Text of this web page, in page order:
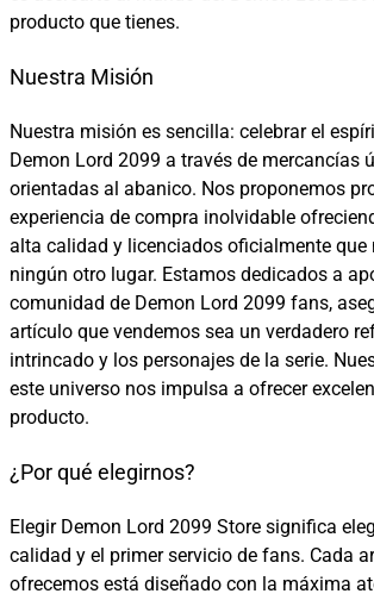
producto que tienes.
Nuestra Misión
Nuestra misión es sencilla: celebrar el
Demon Lord 2099 a través de mercancías
orientadas al abanico. Nos proponemos
experiencia de compra inolvidable
alta calidad y licenciados oficialmente que
ningún otro lugar. Estamos dedicados a
comunidad de Demon Lord 2099 fans,
artículo que vendemos sea un verdadero
intrincado y los personajes de la serie.
este universo nos impulsa a ofrecer
producto.
¿Por qué elegirnos?
Elegir Demon Lord 2099 Store significa
calidad y el primer servicio de fans. Cada
ofrecemos está diseñado con la máxima